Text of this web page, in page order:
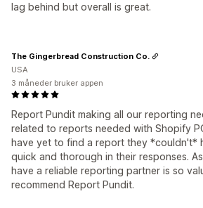
lag behind but overall is great.
Report Pundit making all our reporting
related to reports needed with Shopify
have yet to find a report they *couldn't*
quick and thorough in their responses.
have a reliable reporting partner is so
recommend Report Pundit.
The Gingerbread Construction Co.
USA
3 måneder bruker appen